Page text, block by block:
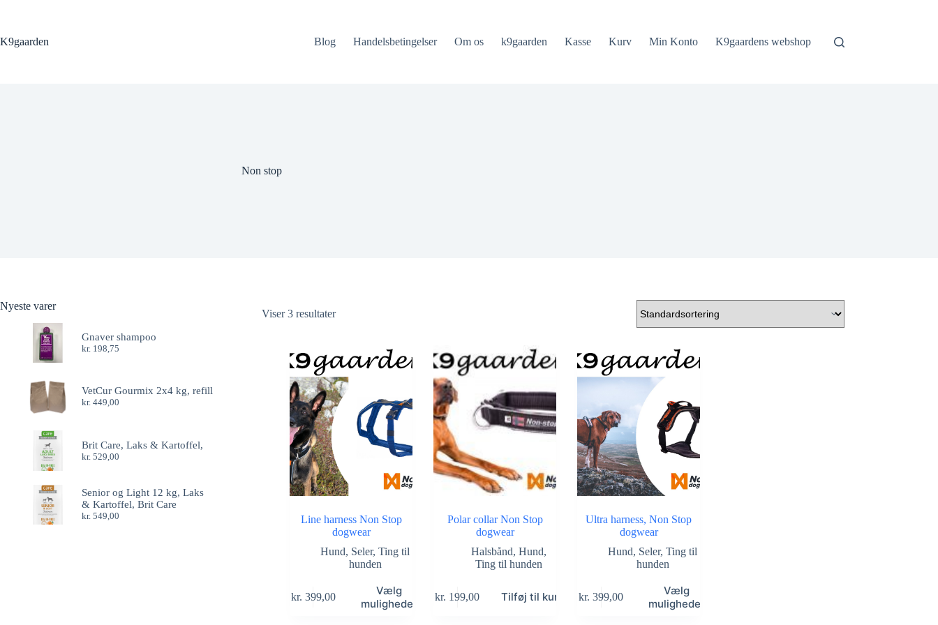
K9gaarden
Blog Handelsbetingelser Om os k9gaarden Kasse Kurv Min Konto K9gaardens webshop
Non stop
Viser 3 resultater
Line harness Non Stop
dogwear
Hund, Seler,Ting til
hunden
kr. 399,00
Vælg
muligheder
vare
Polar collar Non Stop
dogwear
Halsbånd,Hund,
Ting til hunden
kr. 199,00 Tilføj til kurv
Ultra harness, Non Stop
dogwear
Hund, Seler,Ting til
hunden
kr. 399,00
Vælg
muligheder
vare
Nyeste varer
Gnaver shampoo
kr. 198,75
VetCur Gourmix 2x4 kg, refill
kr. 449,00
Brit Care, Laks & Kartoffel,
kr. 529,00
Senior og Light 12 kg, Laks
& Kartoffel, Brit Care
kr. 549,00